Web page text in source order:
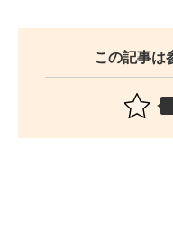
この記事は